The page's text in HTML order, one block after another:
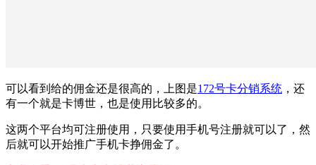
可以看到给的佣金还是很高的，上图是172号卡分销系统 ，还
有一个就是卡博世，也是使用比较多的。
这两个平台均可注册使用，只要使用手机号注册就可以了，然
后就可以开始推广手机卡挣佣金了。